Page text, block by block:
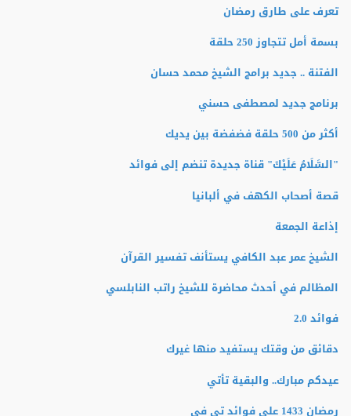
تعرف على طارق رمضان
بسمة أمل تتجاوز 250 حلقة
الفتنة .. جديد برامج الشيخ محمد حسان
برنامج جديد لمصطفى حسني
أكثر من 500 حلقة فضفضة بين يديك
"السَّلَامُ عَلَيْكَ" قناة جديدة تنضم إلى فوائد
قصة أصحاب الكهف في ألبانيا
إذاعة الجمعة
الشيخ عمر عبد الكافي يستأنف تفسير القرآن
المظالم في أحدث محاضرة للشيخ راتب النابلسي
فوائد 2.0
دقائق من وقتك يستفيد منها غيرك
عيدكم مبارك.. والبقية تأتي
رمضان 1433 على فوائد تي في